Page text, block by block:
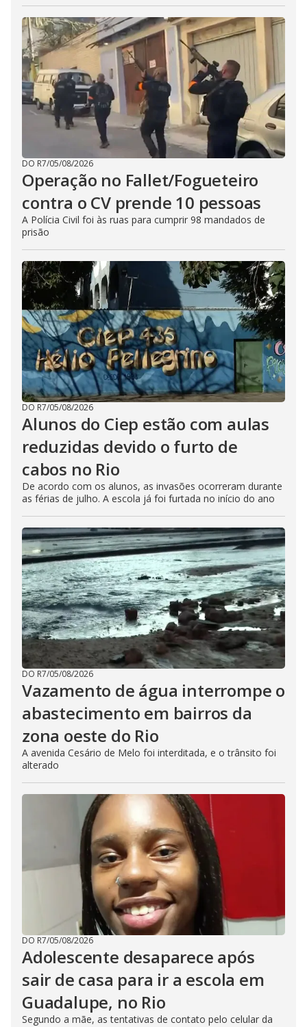
DO R7/05/08/2026
Operação no Fallet/Fogueteiro
contra o CV prende 10 pessoas
A Polícia Civil foi às ruas para cumprir 98 mandados de
prisão
DO R7/05/08/2026
Alunos do Ciep estão com aulas
reduzidas devido o furto de
cabos no Rio
De acordo com os alunos, as invasões ocorreram durante
as férias de julho. A escola já foi furtada no início do ano
DO R7/05/08/2026
Vazamento de água interrompe o
abastecimento em bairros da
zona oeste do Rio
A avenida Cesário de Melo foi interditada, e o trânsito foi
alterado
DO R7/05/08/2026
Adolescente desaparece após
sair de casa para ir a escola em
Guadalupe, no Rio
Segundo a mãe, as tentativas de contato pelo celular da